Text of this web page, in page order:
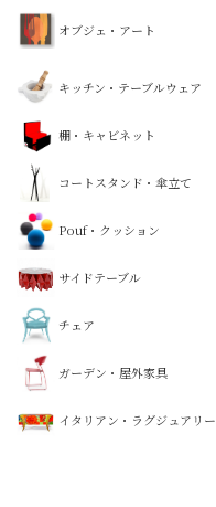
オブジェ・アート
キッチン・テーブルウェア
棚・キャビネット
コートスタンド・傘立て
Pouf・クッション
サイドテーブル
チェア
ガーデン・屋外家具
イタリアン・ラグジュアリー